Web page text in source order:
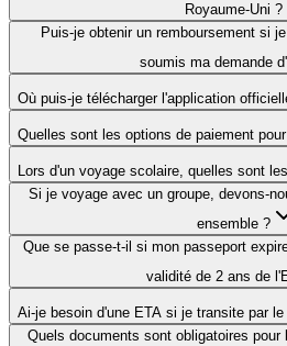
Royaume-Uni ?
Puis-je obtenir un remboursement si
soumis ma demande
Où puis-je télécharger l'application
Quelles sont les options de paiement
Lors d'un voyage scolaire, quelles sont
Si je voyage avec un groupe, devons-
ensemble ?
Que se passe-t-il si mon passeport
validité de 2 ans de
Ai-je besoin d'une ETA si je transite par
Quels documents sont obligatoires pour